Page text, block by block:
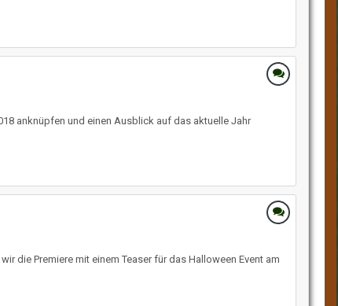
anknüpfen und einen Ausblick auf das aktuelle Jahr
die Premiere mit einem Teaser für das Halloween Event am